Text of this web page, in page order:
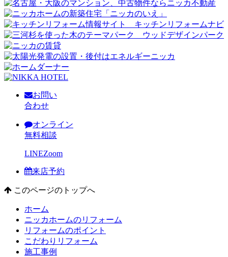
お問い
合わせ
オンライン
無料相談
LINEZoom
来店予約
このページのトップへ
ホーム
ニッカホームのリフォーム
リフォームのポイント
こだわりリフォーム
施工事例